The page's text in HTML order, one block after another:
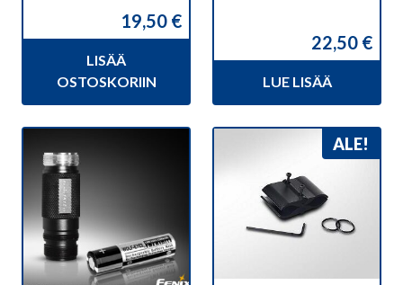
19,50 €
LISÄÄ
OSTOSKORIIN
22,50 €
LUE LISÄÄ
ALE!